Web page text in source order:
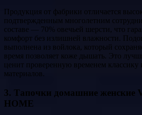
Продукция от фабрики отличается
подтвержденным многолетним
составе — 70% овечьей шерсти, что
комфорт без излишней влажности.
выполнена из войлока, который
время позволяет коже дышать. Это
ценит проверенную временем классику
материалов.
3. Тапочки домашние женские
HOME